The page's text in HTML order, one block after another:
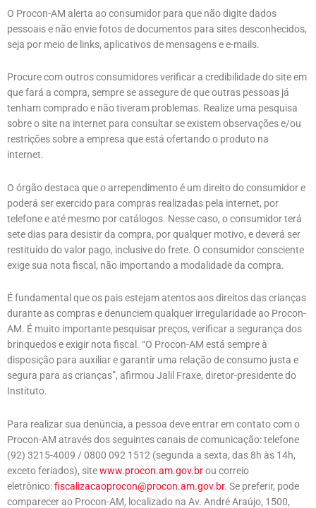
O Procon-AM alerta ao consumidor para que não digite dados
pessoais e não envie fotos de documentos para sites desconhecidos,
seja por meio de links, aplicativos de mensagens e e-mails.
Procure com outros consumidores verificar a credibilidade do site em
que fará a compra, sempre se assegure de que outras pessoas já
tenham comprado e não tiveram problemas. Realize uma pesquisa
sobre o site na internet para consultar se existem observações e/ou
restrições sobre a empresa que está ofertando o produto na
internet.
O órgão destaca que o arrependimento é um direito do consumidor e
poderá ser exercido para compras realizadas pela internet, por
telefone e até mesmo por catálogos. Nesse caso, o consumidor terá
sete dias para desistir da compra, por qualquer motivo, e deverá ser
restituído do valor pago, inclusive do frete. O consumidor consciente
exige sua nota fiscal, não importando a modalidade da compra.
É fundamental que os pais estejam atentos aos direitos das crianças
durante as compras e denunciem qualquer irregularidade ao Procon-
AM. É muito importante pesquisar preços, verificar a segurança dos
brinquedos e exigir nota fiscal. “O Procon-AM está sempre à
disposição para auxiliar e garantir uma relação de consumo justa e
segura para as crianças”, afirmou Jalil Fraxe, diretor-presidente do
Instituto.
Para realizar sua denúncia, a pessoa deve entrar em contato com o
Procon-AM através dos seguintes canais de comunicação: telefone
(92) 3215-4009 / 0800 092 1512 (segunda a sexta, das 8h às 14h,
exceto feriados), sitewww.procon.am.gov.brou correio
eletrônico:fiscalizacaoprocon@procon.am.gov.br. Se preferir, pode
comparecer ao Procon-AM, localizado na Av. André Araújo, 1500,